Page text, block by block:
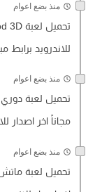
منذ بضع اعوام
للاندرويد برابط
منذ بضع اعوام
مجاناً اخر اصدار
منذ بضع اعوام